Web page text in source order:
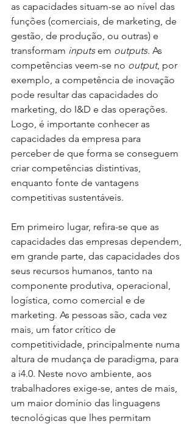
as capacidades situam-se ao nível das
funções (comerciais, de marketing, de
gestão, de produção, ou outras) e
transformam inputs em outputs. As
competências veem-se no output, por
exemplo, a competência de inovação
pode resultar das capacidades do
marketing, do I&D e das operações.
Logo, é importante conhecer as
capacidades da empresa para
perceber de que forma se conseguem
criar competências distintivas,
enquanto fonte de vantagens
competitivas sustentáveis.
Em primeiro lugar, refira-se que as
capacidades das empresas dependem,
em grande parte, das capacidades dos
seus recursos humanos, tanto na
componente produtiva, operacional,
logística, como comercial e de
marketing. As pessoas são, cada vez
mais, um fator crítico de
competitividade, principalmente numa
altura de mudança de paradigma, para
a i4.0. Neste novo ambiente, aos
trabalhadores exige-se, antes de mais,
um maior domínio das linguagens
tecnológicas que lhes permitam